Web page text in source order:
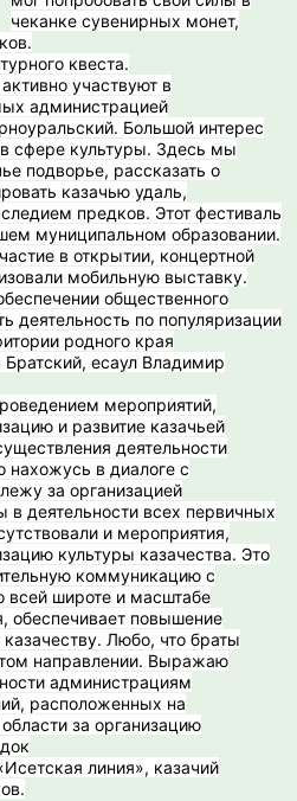
чеканке сувенирных монет,
квеста.
участвуют в
администрацией
Большой интерес
сфере культуры. Здесь мы
подворье, рассказать о
казачью удаль,
предков. Этот фестиваль
муниципальном образовании.
в открытии, концертной
мобильную выставку.
общественного
деятельность по популяризации
родного края
есаул Владимир
мероприятий,
и развитие казачьей
деятельности
нахожусь в диалоге с
за организацией
деятельности всех первичных
и мероприятия,
культуры казачества. Это
коммуникацию с
широте и масштабе
обеспечивает повышение
Любо, что браты
направлении. Выражаю
администрациям
расположенных на
за организацию
линия», казачий